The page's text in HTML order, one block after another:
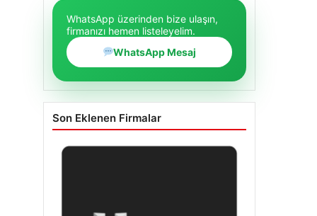
WhatsApp üzerinden bize ulaşın,
firmanızı hemen listeleyelim.
WhatsApp Mesaj
Son Eklenen Firmalar